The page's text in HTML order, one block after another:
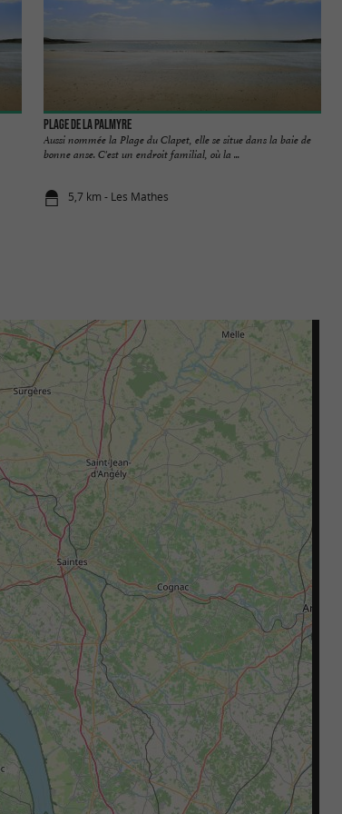
Plage de la Palmyre
Aussi nommée la Plage du Clapet, elle se situe dans la baie de
bonne anse. C'est un endroit familial, où la ...
5,7 km - Les Mathes